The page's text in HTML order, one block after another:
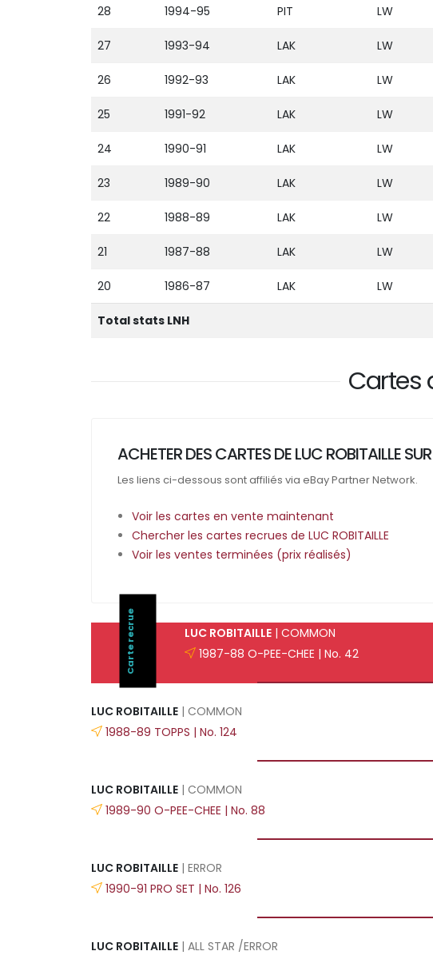
28 1994-95 PIT LW
27 1993-94 LAK LW
26 1992-93 LAK LW
25 1991-92 LAK LW
24 1990-91 LAK LW
23 1989-90 LAK LW
22 1988-89 LAK LW
21 1987-88 LAK LW
20 1986-87 LAK LW
Total stats LNH
Cartes
ACHETER DES CARTES DE LUC ROBITAILLE
Les liens ci-dessous sont affiliés via eBay Partner Network.
Voir les cartes en vente maintenant
Chercher les cartes recrues de LUC ROBITAILLE
Voir les ventes terminées (prix réalisés)
Carte recrue LUC ROBITAILLE | COMMON
1987-88 O-PEE-CHEE | No. 42
LUC ROBITAILLE | COMMON
1988-89 TOPPS | No. 124
LUC ROBITAILLE | COMMON
1989-90 O-PEE-CHEE | No. 88
LUC ROBITAILLE | ERROR
1990-91 PRO SET | No. 126
LUC ROBITAILLE | ALL STAR /ERROR